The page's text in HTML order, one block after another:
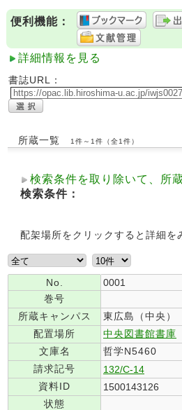
便利機能：
詳細情報を見る
書誌URL：
所蔵一覧 1件～1件（全1件）
検索条件を取り除いて、所
検索条件：
配架場所をクリックすると詳細を
No.
0001
巻号
所蔵キャンパス
東広島（中央）
配置場所
中央図書館書庫
文庫名
哲学N5460
請求記号
132/C-14
資料ID
1500143126
状態